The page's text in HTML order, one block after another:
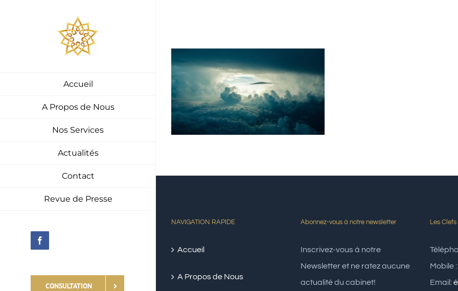
Accueil
A Propos de Nous
Nos Services
Actualités
Contact
Revue de Presse
Facebook
CONSULTATION
NAVIGATION RAPIDE
Accueil
A Propos de Nous
Abonnez-vous à notre newsletter
Inscrivez-vous à notre
Newsletter et ne ratez aucune
actualité du cabinet!
Les
Mobile :
Email: